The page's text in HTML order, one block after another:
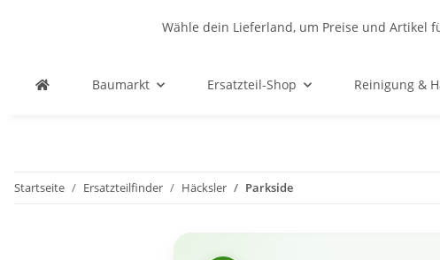
Wähle dein Lieferland, um Preise und Artikel
Baumarkt Ersatzteil-Shop Reinigung &
Startseite Ersatzteilfinder Häcksler Parkside